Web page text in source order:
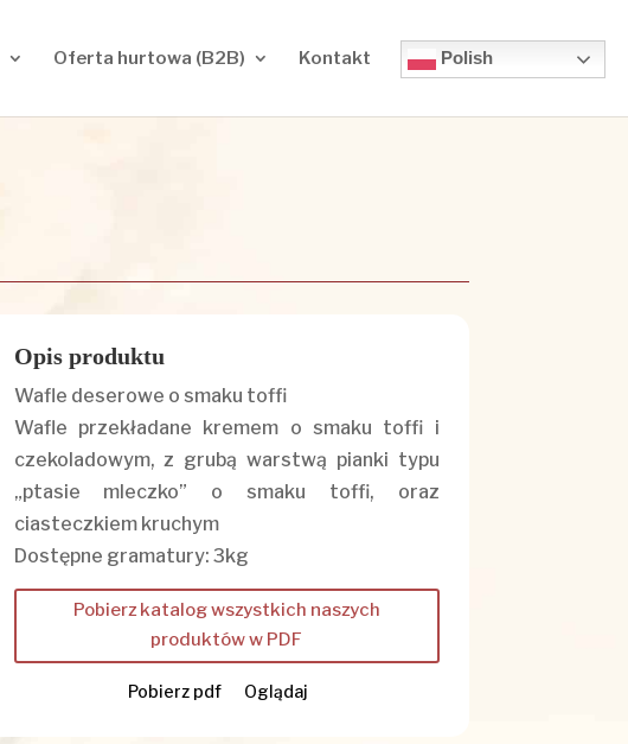
Oferta hurtowa (B2B) Kontakt Polish
Opis produktu
Wafle deserowe o smaku toffi
Wafle przekładane kremem o smaku toffi i
czekoladowym, z grubą warstwą pianki typu
„ptasie mleczko” o smaku toffi, oraz
ciasteczkiem kruchym
Dostępne gramatury: 3kg
Pobierz katalog wszystkich naszych
produktów w PDF
Pobierz pdf Oglądaj